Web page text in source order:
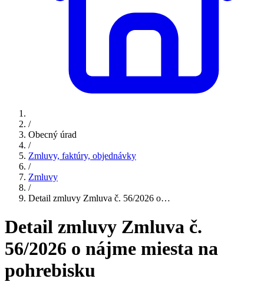
/
Obecný úrad
/
Zmluvy, faktúry, objednávky
/
Zmluvy
/
Detail zmluvy Zmluva č. 56/2026 o…
Detail zmluvy Zmluva č.
56/2026 o nájme miesta na
pohrebisku